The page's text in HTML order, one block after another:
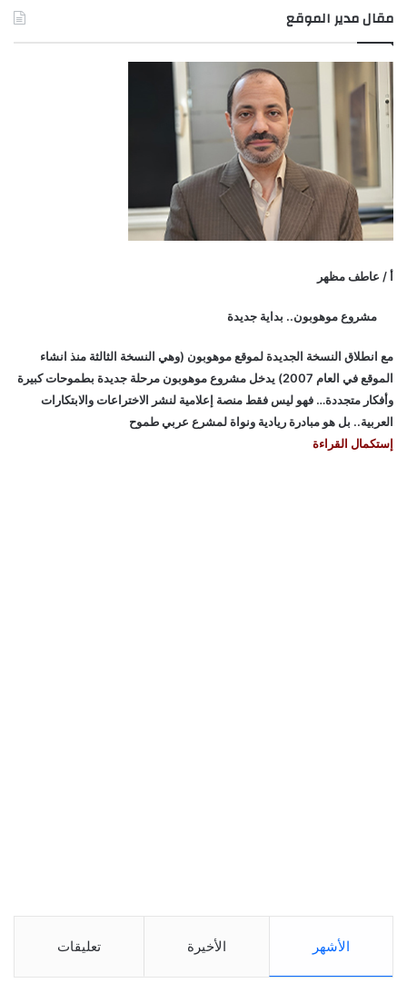
مقال مدير الموقع
أ / عاطف مظهر
مشروع موهوبون.. بداية جديدة
مع انطلاق النسخة الجديدة لموقع موهوبون (وهي النسخة الثالثة منذ انشاء
الموقع في العام 2007) يدخل مشروع موهوبون مرحلة جديدة بطموحات كبيرة
وأفكار متجددة… فهو ليس فقط منصة إعلامية لنشر الاختراعات والابتكارات
العربية.. بل هو مبادرة ريادية ونواة لمشرع عربي طموح
إستكمال القراءة
الأشهر الأخيرة تعليقات